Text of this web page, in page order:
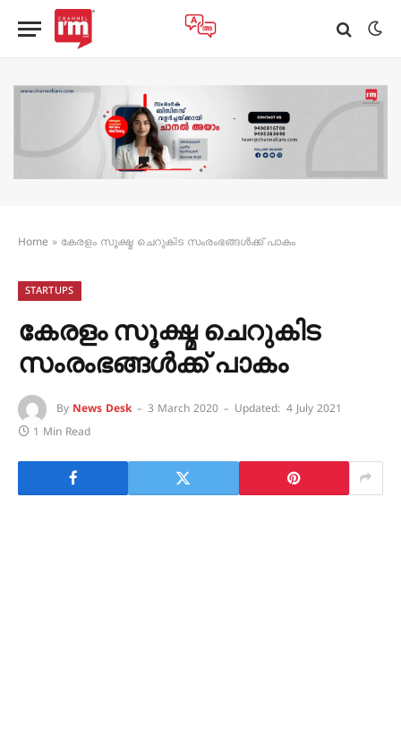
Home » കേരളം സൂക്ഷ്മ ചെറുകിട സംരംഭങ്ങള്‍ക്ക് പാകം
STARTUPS
കേരളം സൂക്ഷ്മ ചെറുകിട
സംരംഭങ്ങള്‍ക്ക് പാകം
By News Desk 3 March 2020 Updated: 4 July 2021
1 Min Read